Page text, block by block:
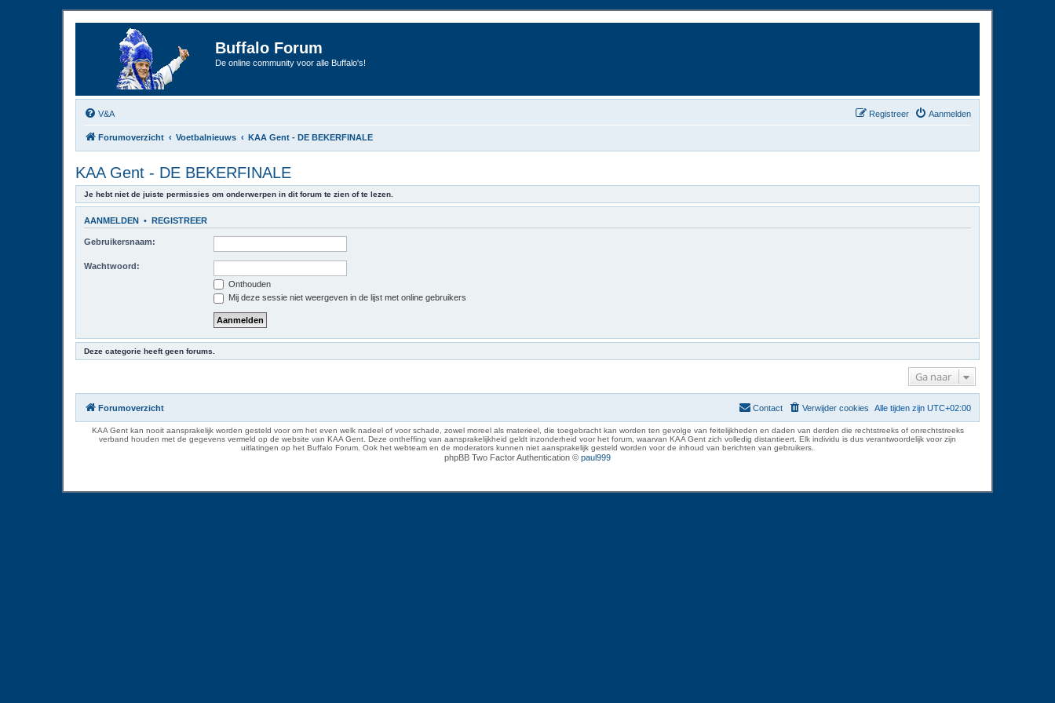
Buffalo Forum
De online community voor alle Buffalo's!
V&A Aanmelden
Registreer
Forumoverzicht Voetbalnieuws KAA Gent - DE BEKERFINALE
KAA Gent - DE BEKERFINALE
Je hebt niet de juiste permissies om onderwerpen in dit forum te zien of te lezen.
AANMELDEN • REGISTREER
Gebruikersnaam:
Wachtwoord:
Onthouden
Mij deze sessie niet weergeven in de lijst met online gebruikers
Deze categorie heeft geen forums.
Ga naar
Forumoverzicht Alle tijden zijn UTC+02:00
Verwijder cookies
Contact
KAA Gent kan nooit aansprakelijk worden gesteld voor om het even welk nadeel of voor schade, zowel moreel als materieel, die toegebracht kan worden ten gevolge van feitelijkheden en daden van derden die rechtstreeks of onrechtstreeks
verband houden met de gegevens vermeld op de website van KAA Gent. Deze ontheffing van aansprakelijkheid geldt inzonderheid voor het forum, waarvan KAA Gent zich volledig distantieert. Elk individu is dus verantwoordelijk voor zijn
uitlatingen op het Buffalo Forum. Ook het webteam en de moderators kunnen niet aansprakelijk gesteld worden voor de inhoud van berichten van gebruikers.
phpBB Two Factor Authentication © paul999